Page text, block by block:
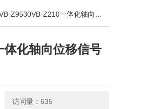
Z9530VB-Z210一体化轴向位移信号变送器
体化轴向位移信号
访问量：635